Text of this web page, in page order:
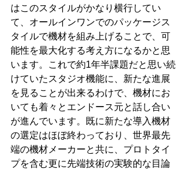
はこのスタイルがかなり横行してい
て、オールインワンでのパッケージス
タイルで機材を組み上げることで、可
能性を最大化する考え方になるかと思
います。これで約1年半課題だと思い続
けていたスタジオ機能に、新たな進展
を見ることが出来るわけで、機材にお
いても着々とエンドース元と話し合い
が進んでいます。既に新たな導入機材
の選定はほぼ終わっており、世界最先
端の機材メーカーと共に、プロトタイ
プを含む更に先端技術の実験的な目論